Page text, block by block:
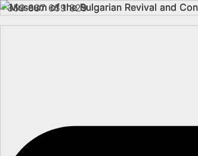
+359 887 659 829